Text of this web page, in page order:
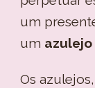
um
um
Os